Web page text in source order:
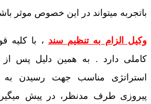
باتجربه‌ میتواند در این خصوص موثر
وکیل الزام به تنظیم سند ، با کلیه
کاملی دارد . به همین دلیل پس
استراتژی مناسب جهت رسیدن به
پیروزی طرف مدنظر، در پیش